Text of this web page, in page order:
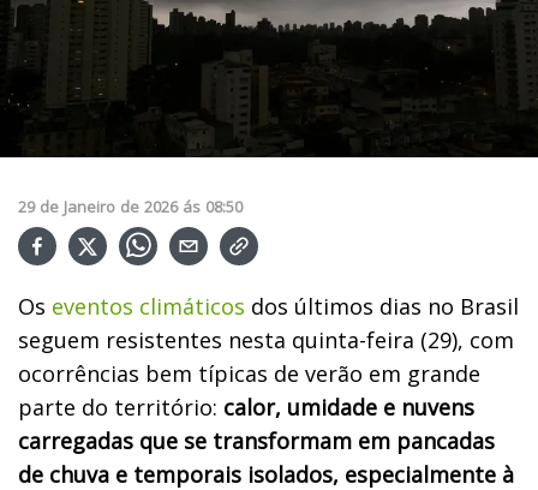
29 de Janeiro de 2026 ás 08:50
Os eventos climáticos dos últimos dias no Brasil
seguem resistentes nesta quinta-feira (29), com
ocorrências bem típicas de verão em grande
parte do território: calor, umidade e nuvens
carregadas que se transformam em pancadas
de chuva e temporais isolados, especialmente à